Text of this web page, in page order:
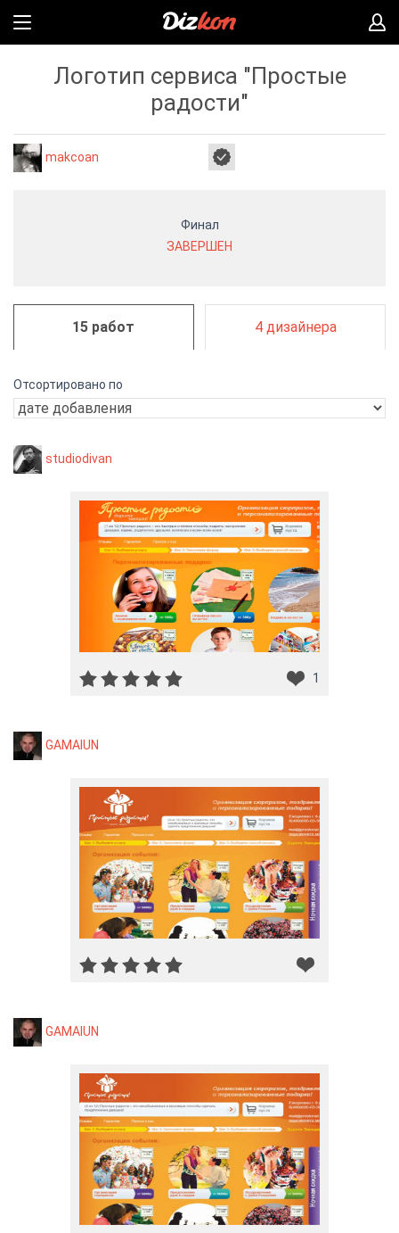
Логотип сервиса "Простые
радости"
makcoan
Финал
ЗАВЕРШЕН
15 работ 4 дизайнера
Отсортировано по
studiodivan
1
GAMAIUN
GAMAIUN